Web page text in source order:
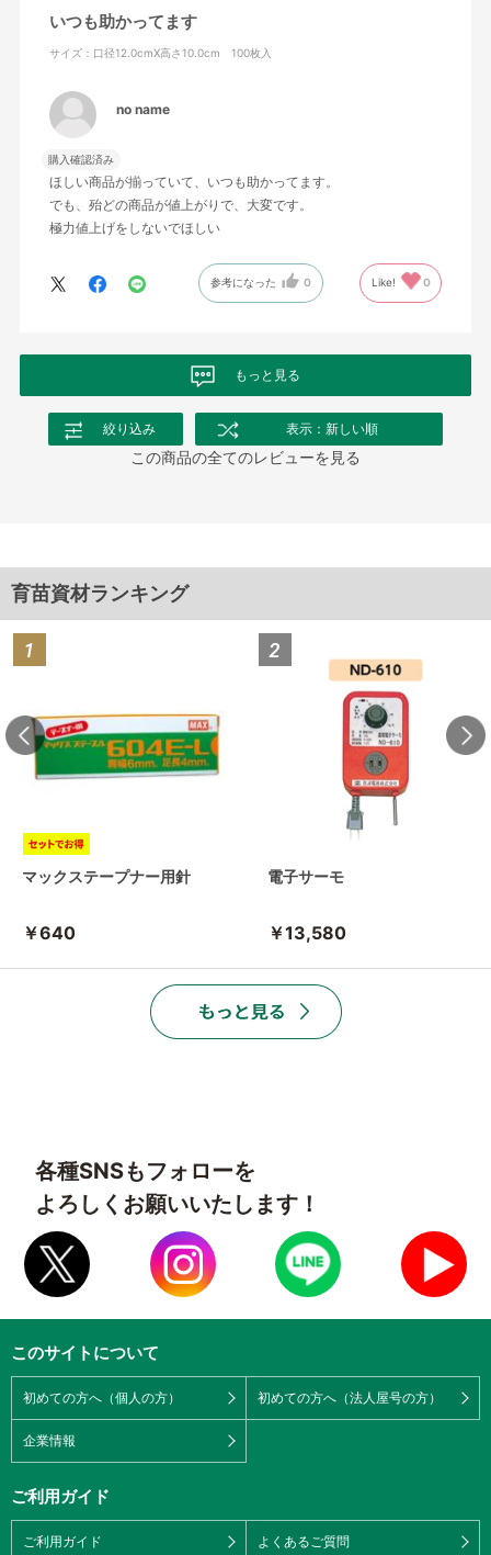
いつも助かってます
サイズ：口径12.0cmX高さ10.0cm 100枚入
no name
購入確認済み
ほしい商品が揃っていて、いつも助かってます。
でも、殆どの商品が値上がりで、大変です。
極力値上げをしないでほしい
参考になった 0 Like! 0
もっと見る
絞り込み 表示：新しい順
この商品の全てのレビューを見る
育苗資材ランキング
マックステープナー用針
￥640
電子サーモ
￥13,580
各種SNSもフォローを
よろしくお願いいたします！
このサイトについて
初めての方へ（個人の方） 初めての方へ（法人屋号の方）
企業情報
ご利用ガイド
ご利用ガイド よくあるご質問